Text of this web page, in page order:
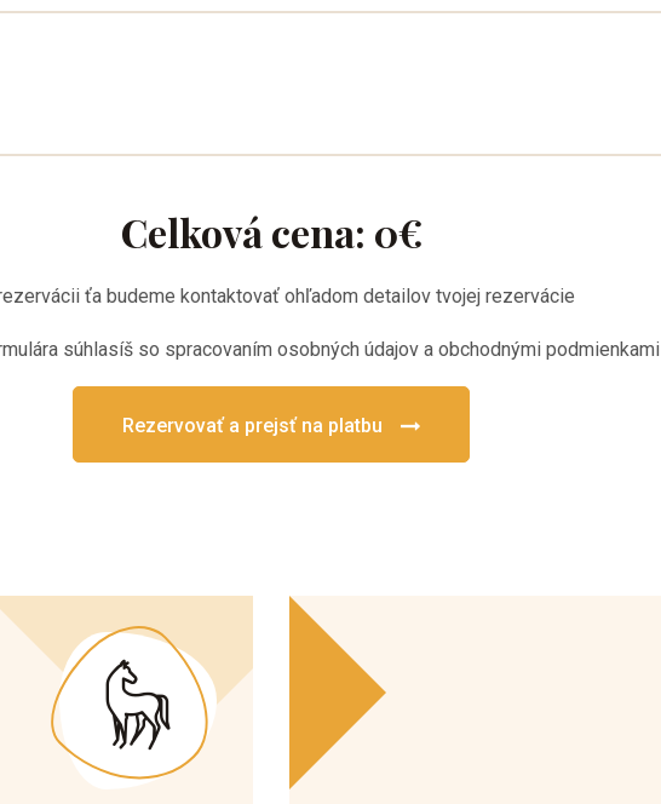
Celková cena: 0€
ťa budeme kontaktovať ohľadom detailov tvojej rezervácie
súhlasíš so spracovaním osobných údajov a obchodnými podmienkami
Rezervovať a prejsť na platbu